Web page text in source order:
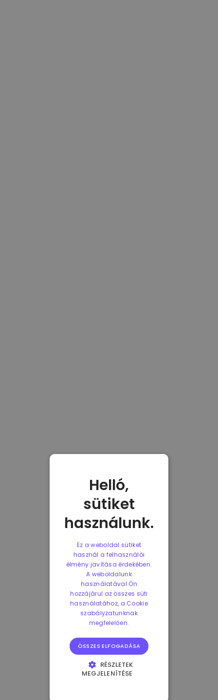
Helló,
sütiket
használunk.
Ez a weboldal sütiket
használ a felhasználói
élmény javítása érdekében.
A weboldalunk
használatával Ön
hozzájárul az összes süti
használatához, a Cookie
szabályzatunknak
megfelelően.
ÖSSZES ELFOGADÁSA
RÉSZLETEK
MEGJELENÍTÉSE